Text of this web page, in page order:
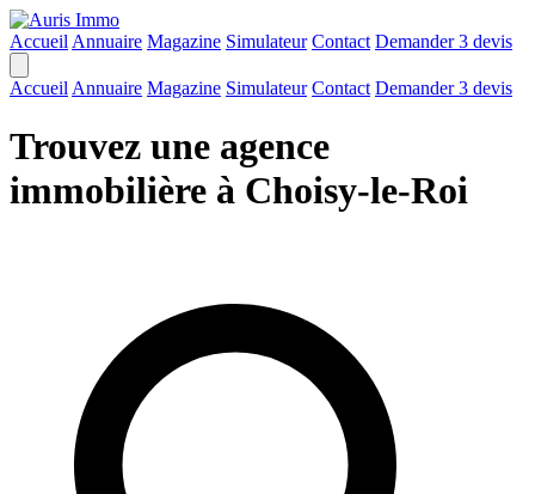
Accueil Annuaire Magazine Simulateur Contact Demander 3 devis
Accueil Annuaire Magazine Simulateur Contact Demander 3 devis
Trouvez une agence
immobilière à Choisy-le-Roi